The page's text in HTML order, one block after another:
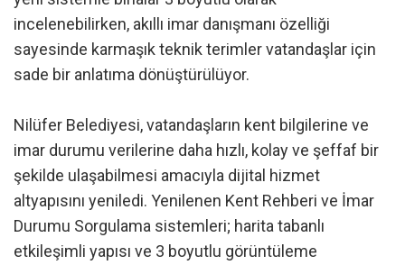
incelenebilirken, akıllı imar danışmanı özelliği
sayesinde karmaşık teknik terimler vatandaşlar için
sade bir anlatıma dönüştürülüyor.
Nilüfer Belediyesi, vatandaşların kent bilgilerine ve
imar durumu verilerine daha hızlı, kolay ve şeffaf bir
şekilde ulaşabilmesi amacıyla dijital hizmet
altyapısını yeniledi. Yenilenen Kent Rehberi ve İmar
Durumu Sorgulama sistemleri; harita tabanlı
etkileşimli yapısı ve 3 boyutlu görüntüleme